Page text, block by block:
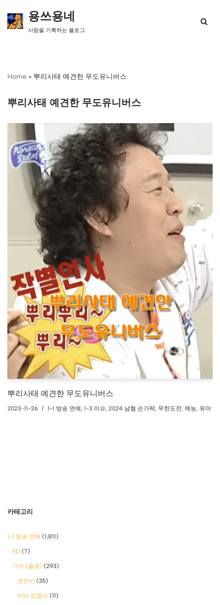
콘
너
용쓰용네
사람을 기록하는 블로그
Home » 뿌리사태 예견한 무도유니버스
뿌리사태 예견한 무도유니버스
뿌리사태 예견한 무도유니버스
2023-11-26 1-1 방송 연예, 1-3 이슈, 2024 남혐 손가락, 무한도전, 예능, 유머
카테고리
1-1 방송 연예 (1,811)
PD (7)
가수 (솔로) (293)
권은비 (35)
비비 김형서 (11)